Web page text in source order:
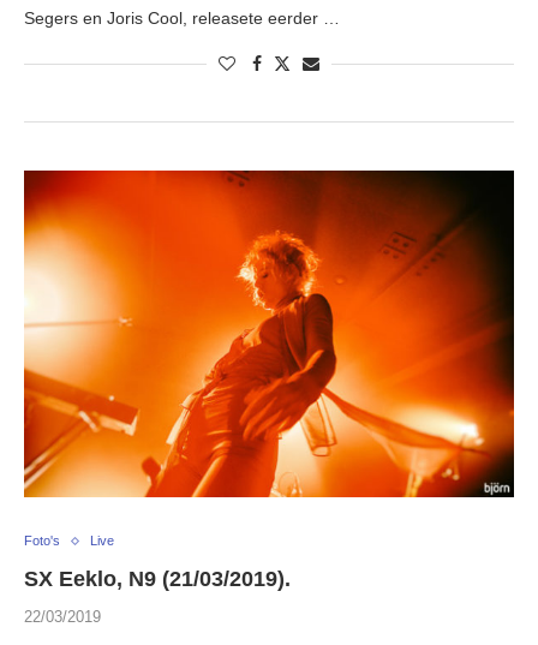
Segers en Joris Cool, releasete eerder …
Foto's Live
SX Eeklo, N9 (21/03/2019).
22/03/2019